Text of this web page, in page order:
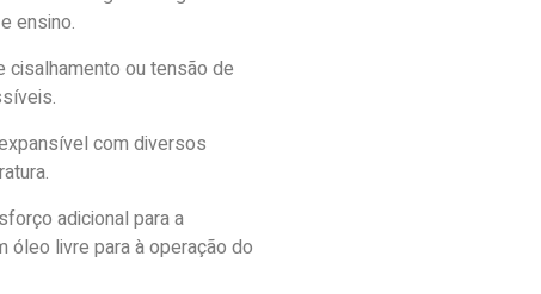
ensino.
ou tensão de
com diversos
adicional para a
óleo livre para à operação do